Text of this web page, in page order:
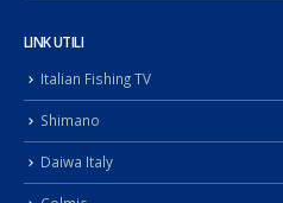
LINK UTILI
Italian Fishing TV
Shimano
Daiwa Italy